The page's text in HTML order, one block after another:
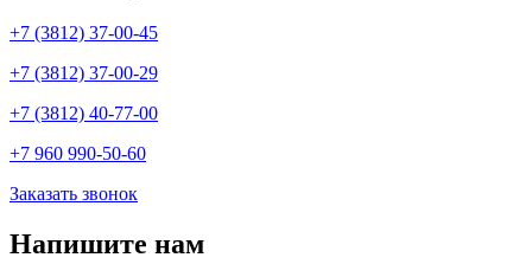
+7 (3812) 37-00-45
+7 (3812) 37-00-29
+7 (3812) 40-77-00
+7 960 990-50-60
Заказать звонок
Напишите нам